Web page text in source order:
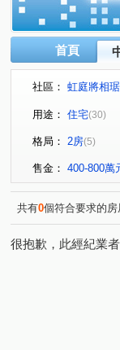
首頁
社區： 虹庭將相琚
麗寶經典
昌昕明新
合展悦禾
中正路(2)
莊敬路一段
五福二街
富國路(1)
用途： 住宅(30)
格局： 2房(5)
售金： 400-800萬
共有0個符合要求的房
很抱歉，此經紀業